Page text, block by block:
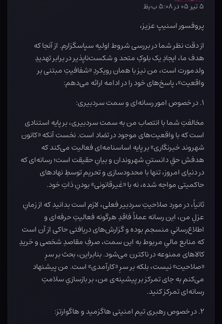
۵ تیر ۰۵ در ۵:۰۸ ب٫ظ
پروفسور اسنیپ عزیز،
از دقت نظر شما در بررسی شروط اولیه سپاسگزارم. از آنجا که
هدف ما، ایجادِ یک بلوکِ متحد و شکست‌ناپذیر در برابر تهدیدِ
ولدمورت است، من نیز با همان رویکردِ «شفافیتِ مبتنی بر
واقعیت»، پاسخ‌های خود را در ادامه ارائه می‌دهم:
مخالفتِ شما با انتصاب من به سمت سردبیری، بر پایه استنادی
است که با واقعیت‌های موجود در تضاد است. نخست آنکه «کانون
شهروند خبرنگاری» بر پایه اساسنامه‌ای فعالیت می‌کند که
هدفش حقِ دانستنِ شهروندان و بیانِ حقیقت است؛ رسانه‌ای که
در دنیای امروز، تنها با محدودسازی و تحریم توسطِ نهادهای
حاکمیتی مواجه شده، نه با «غیرقانونی» بودنِ ذاتِ خود.
ثانیاً، در مورد صلاحیتِ سردبیر فعلی، لازم است بدانید که از زمانِ
عزلِ من، این رسانه عملاً فاقدِ هرگونه فعالیتِ حرفه‌ای و
اطلاع‌رسانیِ منسجم بوده و گزارش‌های دریافتی حاکی از آن است
که منابع مالیِ مربوط به این سمت، صرفِ مقاصدِ شخصی و خریدِ
کالاهای ممنوعه در ناکترن می‌شود. بنابراین، بحث بر سرِ
«صلاحیت» نیست، بلکه بر سرِ «کارآمدی» است. من پیشنهاد
می‌کنم به جای تمرکز بر پیشینه‌ی من، بر بازسازیِ سلامتِ
رسانه‌ای تمرکز کنید.
۲. در خصوص رهبری تیم امنیتی هاگزمید و هاگوارتز: